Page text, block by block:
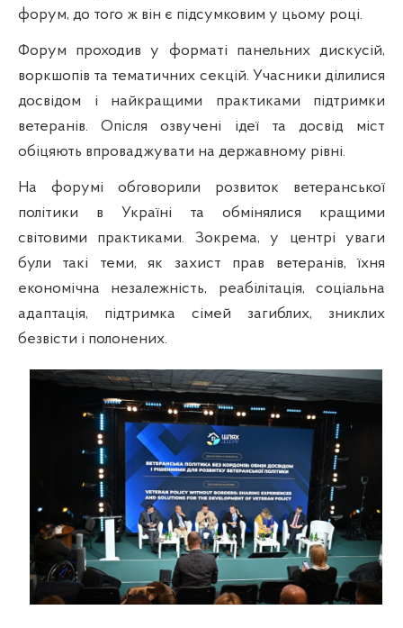
форум, до того ж він є підсумковим у цьому році.
Форум проходив у форматі панельних дискусій,
воркшопів та тематичних секцій. Учасники ділилися
досвідом і найкращими практиками підтримки
ветеранів. Опісля озвучені ідеї та досвід міст
обіцяють впроваджувати на державному рівні.
На форумі обговорили розвиток ветеранської
політики в Україні та обмінялися кращими
світовими практиками. Зокрема, у центрі уваги
були такі теми, як захист прав ветеранів, їхня
економічна незалежність, реабілітація, соціальна
адаптація, підтримка сімей загиблих, зниклих
безвісти і полонених.